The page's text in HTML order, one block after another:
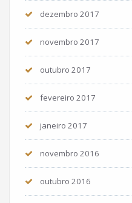
dezembro 2017
novembro 2017
outubro 2017
fevereiro 2017
janeiro 2017
novembro 2016
outubro 2016